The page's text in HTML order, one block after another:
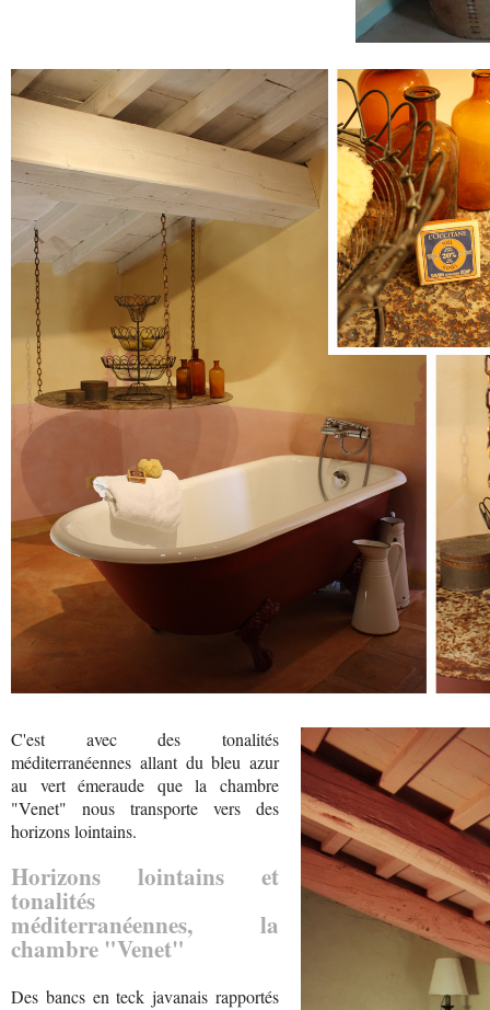
C'est avec des tonalités
méditerranéennes allant du bleu azur
au vert émeraude que la chambre
"Venet" nous transporte vers des
horizons lointains.
Horizons lointains et
tonalités
méditerranéennes, la
chambre "Venet"
Des bancs en teck javanais rapportés